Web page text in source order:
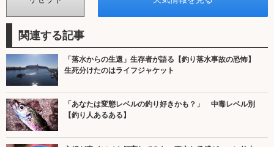
関連する記事
「落水からの生還」生存者が語る【釣り落水事故の恐怖】
生死分けたのはライフジャケット
「あなたは変態レベルの釣り好きかも？」 中毒レベル別
【釣り人あるある】